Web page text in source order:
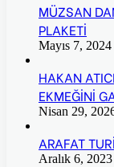
MÜZSAN
PLAKETİ
Mayıs 7, 2024
HAKAN
EKMEĞİNİ
Nisan 29,
ARAFAT
Aralık 6, 2023